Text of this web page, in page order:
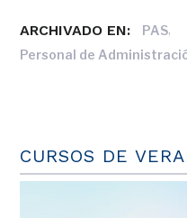
ARCHIVADO EN: PAS,
Personal de
CURSOS DE